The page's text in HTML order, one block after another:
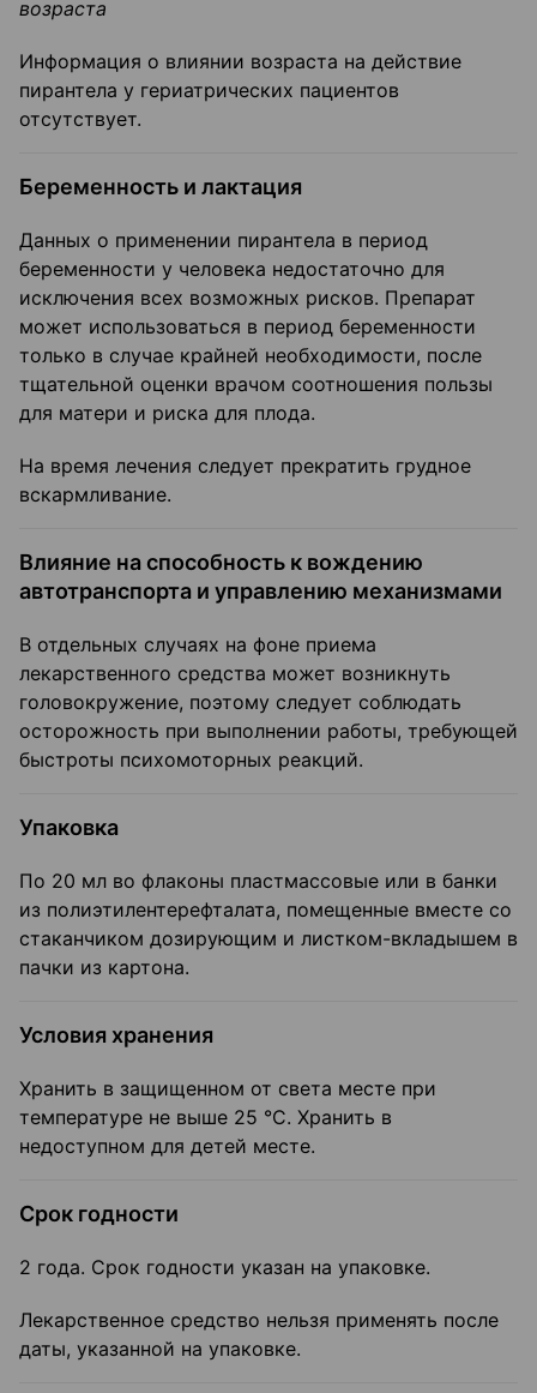
возраста
Информация о влиянии возраста на действие
пирантела у гериатрических пациентов
отсутствует.
Беременность и лактация
Данных о применении пирантела в период
беременности у человека недостаточно для
исключения всех возможных рисков. Препарат
может использоваться в период беременности
только в случае крайней необходимости, после
тщательной оценки врачом соотношения пользы
для матери и риска для плода.
На время лечения следует прекратить грудное
вскармливание.
Влияние на способность к вождению
автотранспорта и управлению механизмами
В отдельных случаях на фоне приема
лекарственного средства может возникнуть
головокружение, поэтому следует соблюдать
осторожность при выполнении работы, требующей
быстроты психомоторных реакций.
Упаковка
По 20 мл во флаконы пластмассовые или в банки
из полиэтилентерефталата, помещенные вместе со
стаканчиком дозирующим и листком-вкладышем в
пачки из картона.
Условия хранения
Хранить в защищенном от света месте при
температуре не выше 25 °C. Хранить в
недоступном для детей месте.
Срок годности
2 года. Срок годности указан на упаковке.
Лекарственное средство нельзя применять после
даты, указанной на упаковке.